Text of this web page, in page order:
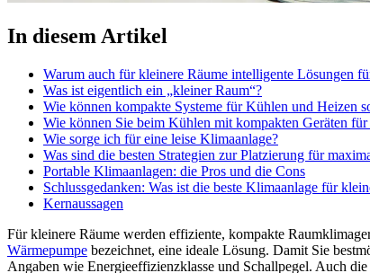
In diesem Artikel
Warum auch für kleinere Räume intelligente Lösungen
Was ist eigentlich ein „kleiner Raum“?
Wie können kompakte Systeme für Kühlen und Heizen
Wie können Sie beim Kühlen mit kompakten Geräten
Wie sorge ich für eine leise Klimaanlage?
Was sind die besten Strategien zur Platzierung für
Portable Klimaanlagen: die Pros und die Cons
Schlussgedanken: Was ist die beste Klimaanlage für
Kernaussagen
Für kleinere Räume werden effiziente, kompakte
Wärmepumpe bezeichnet, eine ideale Lösung. Damit Sie
Angaben wie Energieeffizienzklasse und Schallpegel. Auch